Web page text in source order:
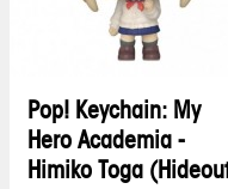
Pop! Keychain: My
Hero Academia -
Himiko Toga